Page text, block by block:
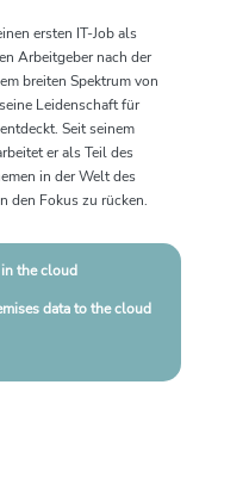
ersten IT-Job als
Arbeitgeber nach der
breiten Spektrum von
Leidenschaft für
Seit seinem
er als Teil des
in der Welt des
den Fokus zu rücken.
the cloud
data to the cloud